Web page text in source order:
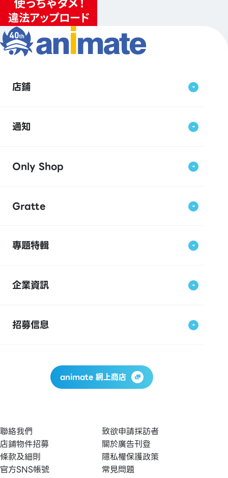
店鋪
通知
Only Shop
Gratte
專題特輯
企業資訊
招募信息
animate 網上商店
聯絡我們
致欲申請採訪者
店鋪物件招募
關於廣告刊登
條款及細則
隱私權保護政策
官方SNS帳號
常見問題